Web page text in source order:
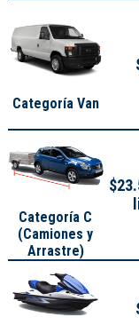
Categoría Van
Categoría C
(Camiones y
Arrastre)